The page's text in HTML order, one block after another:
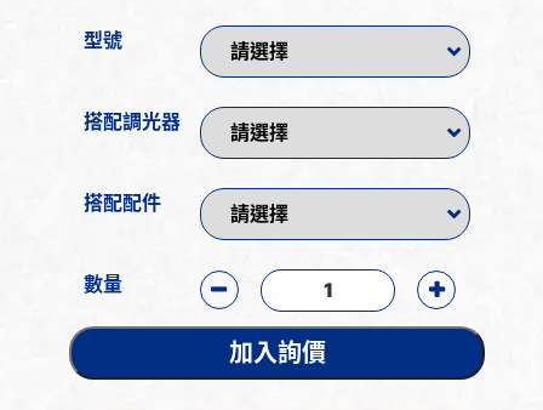
型號
搭配調光器
搭配配件
數量
加入詢價